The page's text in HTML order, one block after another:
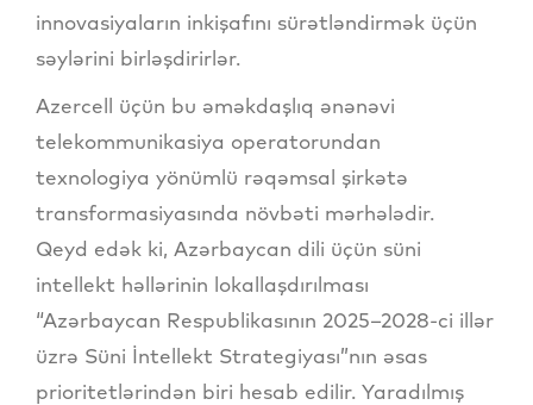
innovasiyaların inkişafını sürətləndirmək üçün
səylərini birləşdirirlər.
Azercell üçün bu əməkdaşlıq ənənəvi
telekommunikasiya operatorundan
texnologiya yönümlü rəqəmsal şirkətə
transformasiyasında növbəti mərhələdir.
Qeyd edək ki, Azərbaycan dili üçün süni
intellekt həllərinin lokallaşdırılması
“Azərbaycan Respublikasının 2025–2028-ci illər
üzrə Süni İntellekt Strategiyası”nın əsas
prioritetlərindən biri hesab edilir. Yaradılmış